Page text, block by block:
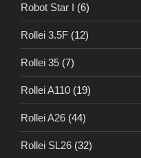
Robot Star I (6)
Rollei 3.5F (12)
Rollei 35 (7)
Rollei A110 (19)
Rollei A26 (44)
Rollei SL26 (32)